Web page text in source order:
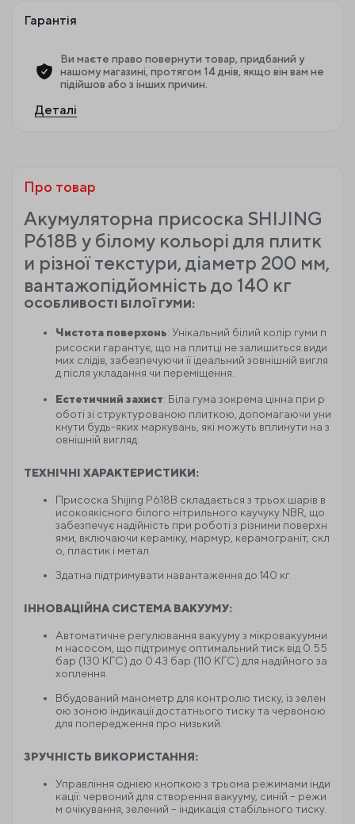
Гарантія
Ви маєте право повернути товар, придбаний у
нашому магазині, протягом 14 днів, якщо він вам не
підійшов або з інших причин.
Деталі
Про товар
Акумуляторна присоска SHIJING
P618B у білому кольорі для плитк
и різної текстури, діаметр 200 мм,
вантажопідйомність до 140 кг
ОСОБЛИВОСТІ БІЛОЇ ГУМИ:
Чистота поверхонь: Унікальний білий колір гуми п
рисоски гарантує, що на плитці не залишиться види
мих слідів, забезпечуючи її ідеальний зовнішній вигля
д після укладання чи переміщення.
Естетичний захист: Біла гума зокрема цінна при р
оботі зі структурованою плиткою, допомагаючи уни
кнути будь-яких маркувань, які можуть вплинути на з
овнішній вигляд.
ТЕХНІЧНІ ХАРАКТЕРИСТИКИ:
Присоска Shijing P618B складається з трьох шарів в
исокоякісного білого нітрильного каучуку NBR, що
забезпечує надійність при роботі з різними поверхн
ями, включаючи кераміку, мармур, керамограніт, скл
о, пластик і метал.
Здатна підтримувати навантаження до 140 кг.
ІННОВАЦІЙНА СИСТЕМА ВАКУУМУ:
Автоматичне регулювання вакууму з мікровакуумни
м насосом, що підтримує оптимальний тиск від 0.55
бар (130 КГС) до 0.43 бар (110 КГС) для надійного за
хоплення.
Вбудований манометр для контролю тиску, із зелен
ою зоною індикації достатнього тиску та червоною
для попередження про низький.
ЗРУЧНІСТЬ ВИКОРИСТАННЯ:
Управління однією кнопкою з трьома режимами інди
кації: червоний для створення вакууму, синій – режи
м очікування, зелений – індикація стабільного тиску.